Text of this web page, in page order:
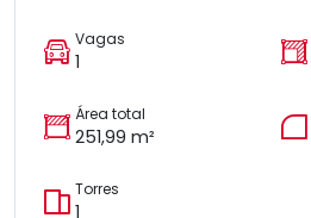
Vagas
1
Área total
251,99 m²
Torres
1